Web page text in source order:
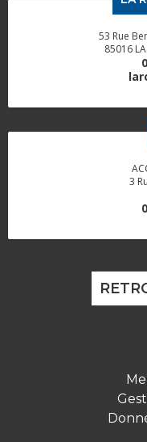
53 Rue
85016
3